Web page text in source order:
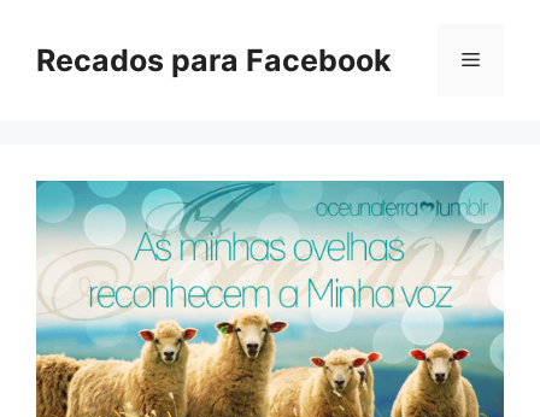
paraRecados para Facebook Menu